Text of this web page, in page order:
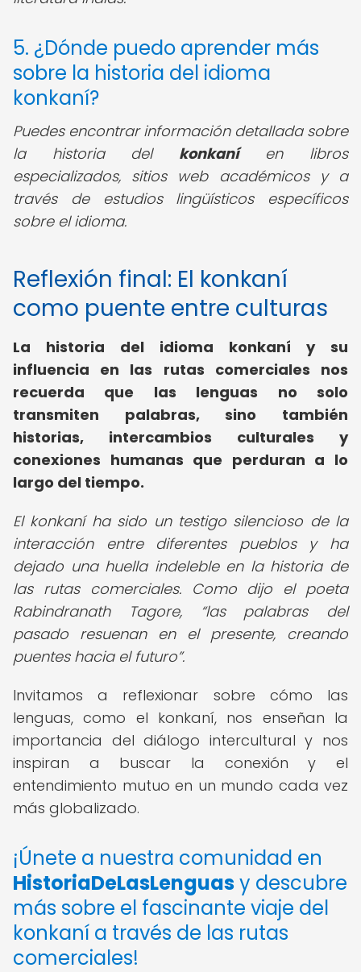
5. ¿Dónde puedo aprender más
sobre la historia del idioma
konkaní?
Puedes encontrar información detallada sobre
la historia del konkaníen libros
especializados, sitios web académicos y a
través de estudios lingüísticos específicos
sobre el idioma.
Reflexión final: El konkaní
como puente entre culturas
La historia del idioma konkaní y su
influencia en las rutas comerciales nos
recuerda que las lenguas no solo
transmiten palabras, sino también
historias, intercambios culturales y
conexiones humanas que perduran a lo
largo del tiempo.
El konkaní ha sido un testigo silencioso de la
interacción entre diferentes pueblos y ha
dejado una huella indeleble en la historia de
las rutas comerciales. Como dijo el poeta
Rabindranath Tagore,
las palabras del
pasado resuenan en el presente, creando
puentes hacia el futuro .
Invitamos a reflexionar sobre cómo las
lenguas, como el konkaní, nos enseñan la
importancia del diálogo intercultural y nos
inspiran a buscar la conexión y el
entendimiento mutuo en un mundo cada vez
más globalizado.
¡Únete a nuestra comunidad en
HistoriaDeLasLenguasy descubre
más sobre el fascinante viaje del
konkaní a través de las rutas
comerciales!